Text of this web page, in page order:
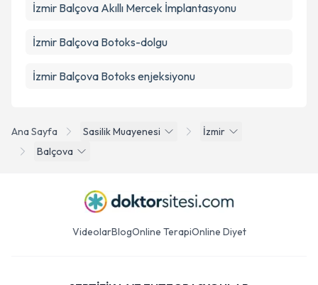
Ana Sayfa Sasilik Muayenesi
İzmir
Balçova
İzmir Balçova Akıllı Mercek İmplantasyonu
İzmir Balçova Botoks-dolgu
İzmir Balçova Botoks enjeksiyonu
VideolarBlogOnline TerapiOnline Diyet